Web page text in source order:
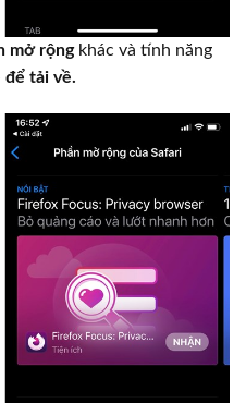
mở rộngkhác và tính năng
để tải về.